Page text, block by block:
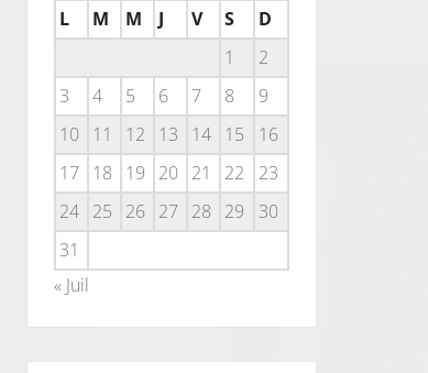
L
M M J V S
D
1
2
3
4 5 6 7 8
9
10
11 12 13 14 15
16
17
18 19 20 21 22
23
24
25 26 27 28 29
30
31
« Juil